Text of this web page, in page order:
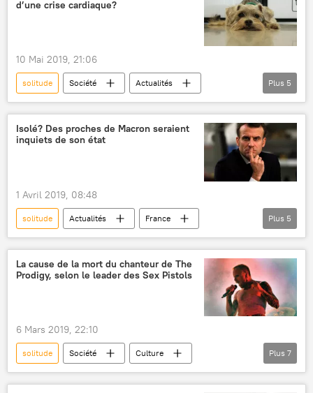
pauvreté précarité
d’une crise cardiaque?
10 Mai 2019, 21:06
solitude Société
Actualités
chiens
santé
animaux
crise cardiaque
vieillesse
Sciences et tech
Plus 5
Isolé? Des proches de Macron seraient
inquiets de son état
1 Avril 2019, 08:48
solitude Actualités
France
Emmanuel Macron
Marlène Schiappa
Le Parisien
BFMTV remaniement
Plus 5
La cause de la mort du chanteur de The
Prodigy, selon le leader des Sex Pistols
6 Mars 2019, 22:10
solitude Société
Culture
Actualités
Keith Flint
The Prodigy
Plus 7